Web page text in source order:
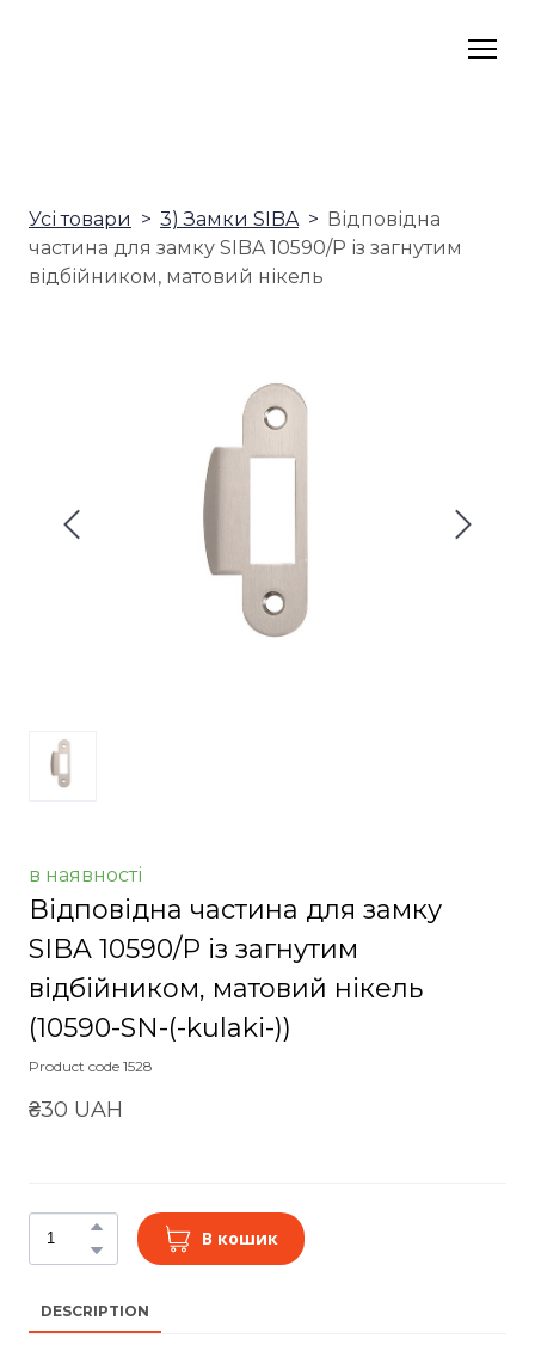
Усі товари 3) Замки SIBA
Відповідна
частина для замку SIBA 10590/P із загнутим
відбійником, матовий нікель
в наявності
Відповідна частина для замку
SIBA 10590/P із загнутим
відбійником, матовий нікель
(10590-SN-(-kulaki-))
Product code 1528
₴30 UAH
В кошик
DESCRIPTION